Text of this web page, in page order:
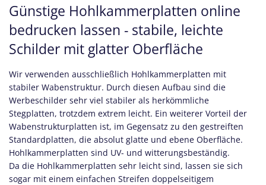
Günstige Hohlkammerplatten online
bedrucken lassen - stabile, leichte
Schilder mit glatter Oberfläche
Wir verwenden ausschließlich Hohlkammerplatten mit
stabiler Wabenstruktur. Durch diesen Aufbau sind die
Werbeschilder sehr viel stabiler als herkömmliche
Stegplatten, trotzdem extrem leicht. Ein weiterer Vorteil der
Wabenstrukturplatten ist, im Gegensatz zu den gestreiften
Standardplatten, die absolut glatte und ebene Oberfläche.
Hohlkammerplatten sind UV- und witterungsbeständig.
Da die Hohlkammerplatten sehr leicht sind, lassen sie sich
sogar mit einem einfachen Streifen doppelseitigem